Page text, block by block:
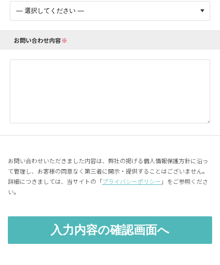
お問い合わせ内容
お問い合わせいただきました内容は、弊社の掲げる個人情報保護方針に沿っ
て管理し、お客様の同意なく第三者に開示・提供することはございません。
詳細につきましては、当サイトの「プライバシーポリシー 」をご参照くださ
い。